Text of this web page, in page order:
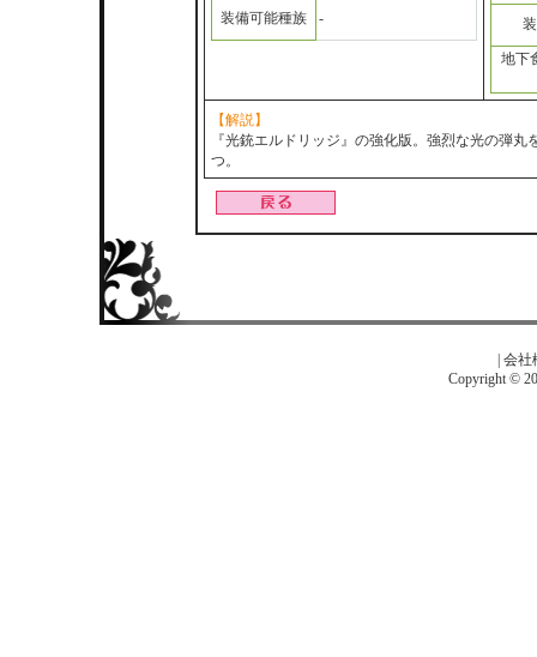
装備可能種族 -
地下
【解説】
『光銃エルドリッジ』の強化版。強烈な光の弾
つ。
会社
Copyright ©